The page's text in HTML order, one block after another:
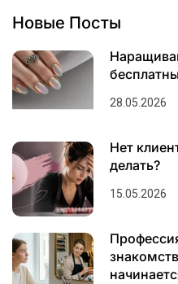
Новые Посты
28.05.2026
Нет
делать?
15.05.2026